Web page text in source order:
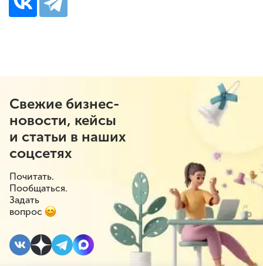
Свежие бизнес-
новости, кейсы
и статьи в наших
соцсетях
Почитать.
Пообщаться.
Задать
вопрос